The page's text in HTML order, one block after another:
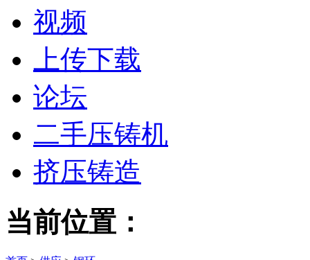
视频
上传下载
论坛
二手压铸机
挤压铸造
当前位置：